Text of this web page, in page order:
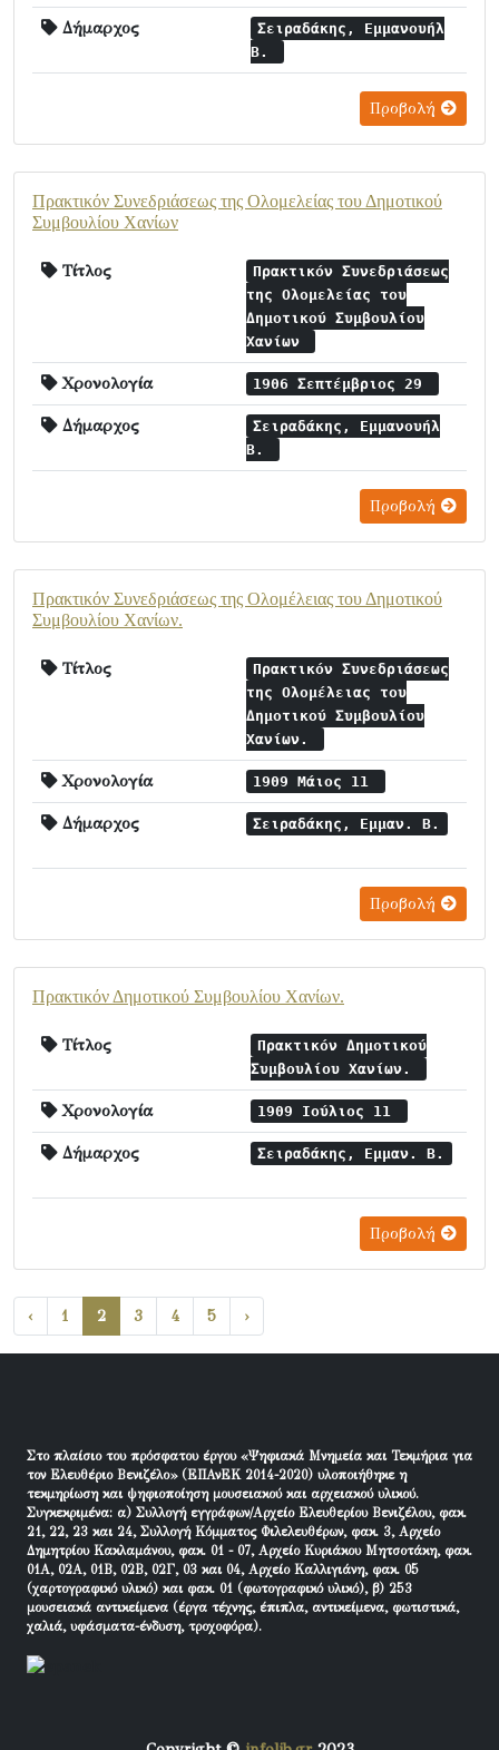
Δήμαρχος
Σειραδάκης, Εμμανουήλ
Β.
Προβολή
Πρακτικόν Συνεδριάσεως της Ολομελείας τoυ Δημοτικού
Συμβουλίου Χανίων
Τίτλος
Πρακτικόν Συνεδριάσεως
της Ολομελείας τoυ
Δημοτικού Συμβουλίου
Χανίων
Χρονολογία 1906 Σεπτέμβριος 29
Δήμαρχος
Σειραδάκης, Εμμανουήλ
Β.
Προβολή
Πρακτικόν Συνεδριάσεως της Ολομέλειας του Δημοτικού
Συμβουλίου Χανίων.
Τίτλος
Πρακτικόν Συνεδριάσεως
της Ολομέλειας του
Δημοτικού Συμβουλίου
Χανίων.
Χρονολογία 1909 Μάιος 11
Δήμαρχος Σειραδάκης, Εμμαν. Β.
Προβολή
Πρακτικόν Δημοτικού Συμβουλίου Χανίων.
Τίτλος
Πρακτικόν Δημοτικού
Συμβουλίου Χανίων.
Χρονολογία 1909 Ιούλιος 11
Δήμαρχος Σειραδάκης, Εμμαν. Β.
Προβολή
‹ 1 2 3 4 5 ›
Στο πλαίσιο του πρόσφατου έργου «Ψηφιακά Μνημεία και Τεκμήρια για
τον Ελευθέριο Βενιζέλο» (ΕΠΑνΕΚ 2014-2020) υλοποιήθηκε η
τεκμηρίωση και ψηφιοποίηση μουσειακού και αρχειακού υλικού.
Συγκεκριμένα: α) Συλλογή εγγράφων/Αρχείο Ελευθερίου Βενιζέλου, φακ.
21, 22, 23 και 24, Συλλογή Κόμματος Φιλελευθέρων, φακ. 3, Αρχείο
Δημητρίου Κακλαμάνου, φακ. 01 - 07, Αρχείο Κυριάκου Μητσοτάκη, φακ.
01Α, 02Α, 01Β, 02Β, 02Γ, 03 και 04, Αρχείο Καλλιγιάνη, φακ. 05
(χαρτογραφικό υλικό) και φακ. 01 (φωτογραφικό υλικό), β) 253
μουσειακά αντικείμενα (έργα τέχνης, έπιπλα, αντικείμενα, φωτιστικά,
χαλιά, υφάσματα-ένδυση, τροχοφόρα).